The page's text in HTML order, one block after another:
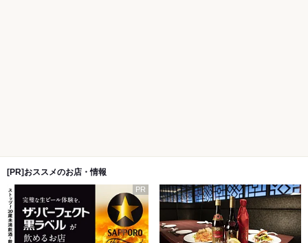
[PR]おススメのお店・情報
PR